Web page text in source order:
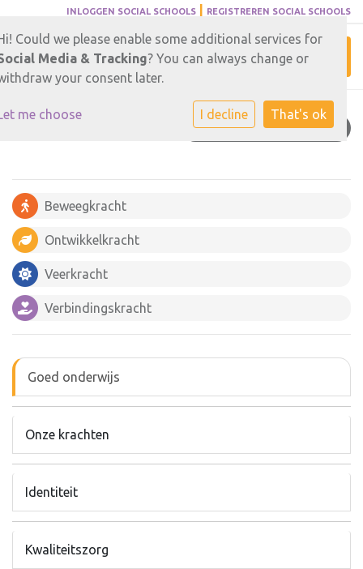
INLOGGEN SOCIAL SCHOOLS REGISTREREN SOCIAL SCHOOLS
GOED ONDERWIJS
Beweegkracht
Ontwikkelkracht
Veerkracht
Verbindingskracht
Goed onderwijs
Onze krachten
Identiteit
Kwaliteitszorg
Could we please enable some additional services for
Media & Tracking? You can always change or
your consent later.
me choose I decline That's ok